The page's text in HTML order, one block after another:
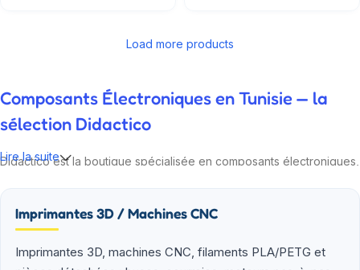
Load more products
Composants Électroniques en Tunisie — la
sélection Didactico
Didactico est la boutique spécialisée en composants électroniques,
testent chaque référence avant de la proposer : Arduino,
Raspberry Pi, ESP32, capteurs, drivers, alimentations, fers à souder.
Plus de 2 000 produits en stock à Sfax, livraison 24-48h dans toute
la Tunisie via Aramex ou Tunisie Poste.
Lire la suite
Imprimantes 3D / Machines CNC
Imprimantes 3D, machines CNC, filaments PLA/PETG et